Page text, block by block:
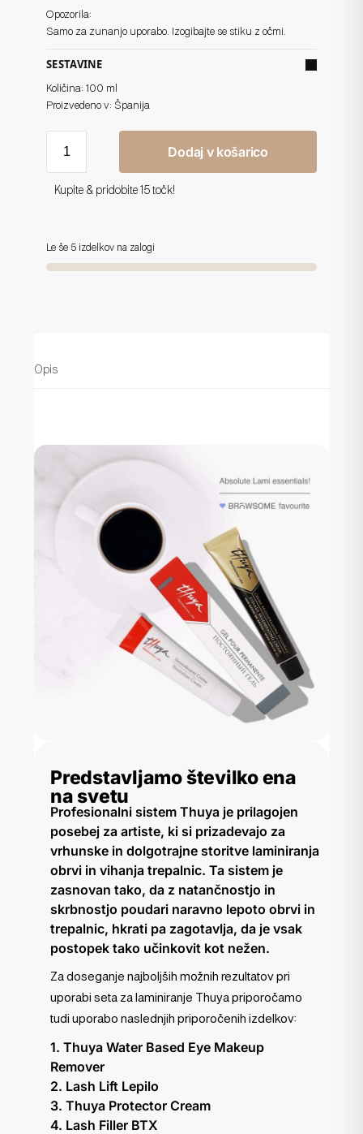
Opozorila:
Samo za zunanjo uporabo. Izogibajte se stiku z očmi.
SESTAVINE
Količina: 100 ml
Proizvedeno v: Španija
Dodaj v košarico
Kupite & pridobite 15 točk!
Le še 5 izdelkov na zalogi
Opis
Predstavljamo številko ena
na svetu
Profesionalni sistem Thuya je prilagojen
posebej za artiste, ki si prizadevajo za
vrhunske in dolgotrajne storitve laminiranja
obrvi in vihanja trepalnic. Ta sistem je
zasnovan tako, da z natančnostjo in
skrbnostjo poudari naravno lepoto obrvi in
trepalnic, hkrati pa zagotavlja, da je vsak
postopek tako učinkovit kot nežen.
Za doseganje najboljših možnih rezultatov pri
uporabi seta za laminiranje Thuya priporočamo
tudi uporabo naslednjih priporočenih izdelkov:
1. Thuya Water Based Eye Makeup
Remover
2. Lash Lift Lepilo
3. Thuya Protector Cream
4. Lash Filler BTX